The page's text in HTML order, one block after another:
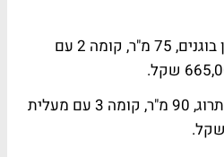
דירת 3 חדרים ברחוב אהרון בוגנים, 75 מ"ר, קומה 2 עם
דירת 3.5 חדרים ברחוב האתרוג, 90 מ"ר, קומה 3 עם מעלית